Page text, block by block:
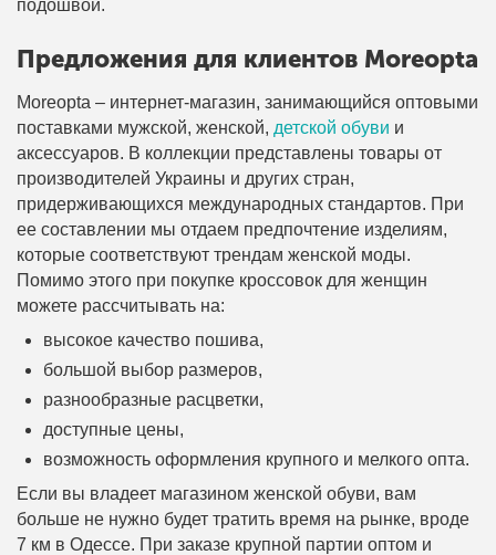
подошвой.
Предложения для клиентов Moreopta
Moreopta – интернет-магазин, занимающийся оптовыми
поставками мужской, женской, детской обуви и
аксессуаров. В коллекции представлены товары от
производителей Украины и других стран,
придерживающихся международных стандартов. При
ее составлении мы отдаем предпочтение изделиям,
которые соответствуют трендам женской моды.
Помимо этого при покупке кроссовок для женщин
можете рассчитывать на:
высокое качество пошива,
большой выбор размеров,
разнообразные расцветки,
доступные цены,
возможность оформления крупного и мелкого опта.
Если вы владеет магазином женской обуви, вам
больше не нужно будет тратить время на рынке, вроде
7 км в Одессе. При заказе крупной партии оптом и